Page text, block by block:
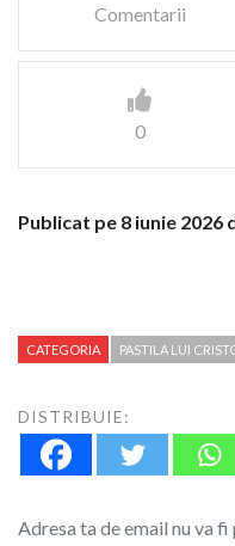
Comentarii
0
Publicat pe 8 iunie 2026
CATEGORIA PASTILA LUI
DISTRIBUIE:
Adresa ta de email nu va